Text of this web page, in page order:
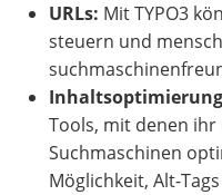
URLs: Mit TYPO3
steuern und
Tools, mit denen
Suchmaschinen
Möglichkeit, Alt-